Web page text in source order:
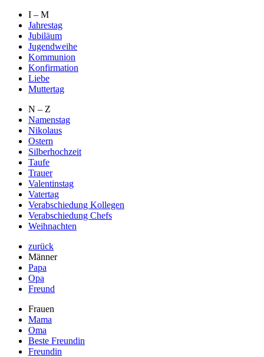
I – M
Jahrestag
Jubiläum
Jugendweihe
Kommunion
Konfirmation
Liebe
Muttertag
N – Z
Namenstag
Nikolaus
Ostern
Silberhochzeit
Taufe
Trauer
Valentinstag
Vatertag
Verabschiedung Kollegen
Verabschiedung Chefs
Weihnachten
zurück
Männer
Papa
Opa
Freund
Frauen
Mama
Oma
Beste Freundin
Freundin